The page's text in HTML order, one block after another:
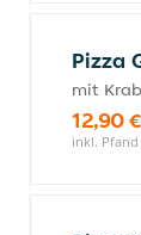
Pizza
mit
12,90 €
inkl. Pfand